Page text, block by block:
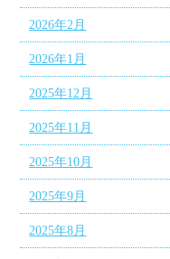
2026年2月
2026年1月
2025年12月
2025年11月
2025年10月
2025年9月
2025年8月